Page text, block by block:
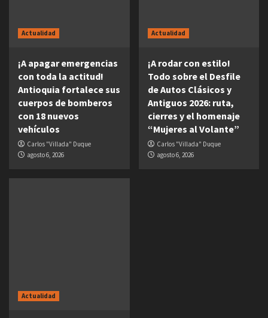
Actualidad
¡A apagar emergencias
con toda la actitud!
Antioquia fortalece sus
cuerpos de bomberos
con 18 nuevos
vehículos
Carlos "Villada" Duque
agosto 6, 2026
Actualidad
¡A rodar con estilo!
Todo sobre el Desfile
de Autos Clásicos y
Antiguos 2026: ruta,
cierres y el homenaje
“Mujeres al Volante”
Carlos "Villada" Duque
agosto 6, 2026
Actualidad